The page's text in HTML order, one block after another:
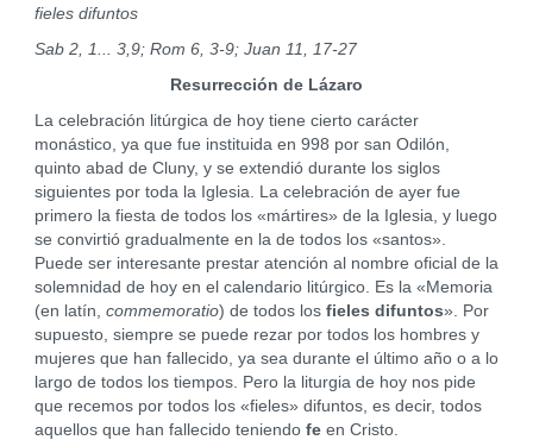
fieles difuntos
Sab 2, 1... 3,9; Rom 6, 3-9; Juan 11, 17-27
Resurrección de Lázaro
La celebración litúrgica de hoy tiene cierto carácter
monástico, ya que fue instituida en 998 por san Odilón,
quinto abad de Cluny, y se extendió durante los siglos
siguientes por toda la Iglesia. La celebración de ayer fue
primero la fiesta de todos los «mártires» de la Iglesia, y luego
se convirtió gradualmente en la de todos los «santos».
Puede ser interesante prestar atención al nombre oficial de la
solemnidad de hoy en el calendario litúrgico. Es la «Memoria
(en latín, commemoratio) de todos los fieles difuntos». Por
supuesto, siempre se puede rezar por todos los hombres y
mujeres que han fallecido, ya sea durante el último año o a lo
largo de todos los tiempos. Pero la liturgia de hoy nos pide
que recemos por todos los «fieles» difuntos, es decir, todos
aquellos que han fallecido teniendo feen Cristo.